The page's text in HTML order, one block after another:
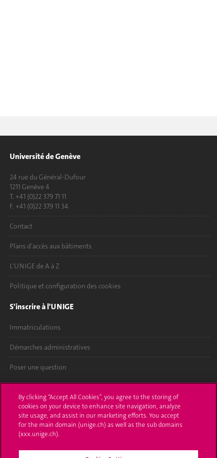
Université de Genève
24 rue du Général-Dufour
1211 Genève 4
T. +41 (0)22 379 71 11
F. +41 (0)22 379 11 34
Contact
Plans d'accès aux bâtiments
L'UNIGE de A à Z
Politique et configuration des cookies
S'inscrire à l'UNIGE
Immatriculations
Démarches administratives
Poser une question
UNIGE Mobile
Médias
Offres d'emploi
By clicking “Accept All Cookies”, you agree to the storing of
cookies on your device to enhance site navigation, analyze
site usage, and assist in our marketing efforts. You accept
for the main domain (unige.ch) as well as the sub domains
(xxx.unige.ch).